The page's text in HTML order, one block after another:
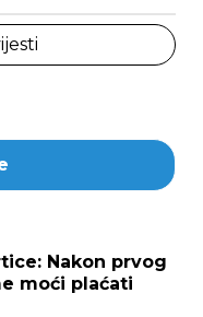
Nakon prvog
moći plaćati